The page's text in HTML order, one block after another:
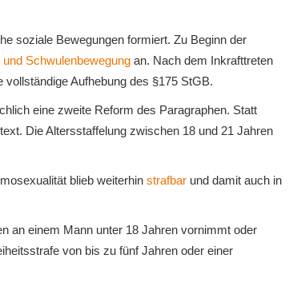
soziale Bewegungen formiert. Zu Beginn der
und Schwulenbewegung an. Nach dem Inkrafttreten
Aufhebung des §175 StGB.
eine zweite Reform des Paragraphen. Statt
Die Altersstaffelung zwischen 18 und 21 Jahren
blieb weiterhin strafbar und damit auch in
an einem Mann unter 18 Jahren vornimmt oder
von bis zu fünf Jahren oder einer